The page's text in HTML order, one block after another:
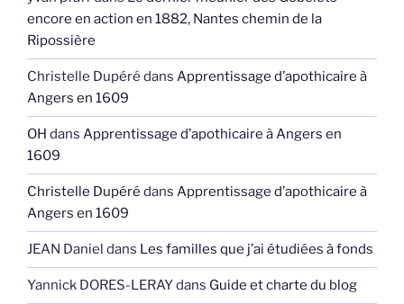
encore en action en 1882, Nantes chemin de la
Ripossière
Christelle Dupéré dans Apprentissage d’apothicaire à
Angers en 1609
OH dans Apprentissage d’apothicaire à Angers en
1609
Christelle Dupéré dans Apprentissage d’apothicaire à
Angers en 1609
JEAN Daniel dans Les familles que j’ai étudiées à fonds
Yannick DORES-LERAYdans Guide et charte du blog